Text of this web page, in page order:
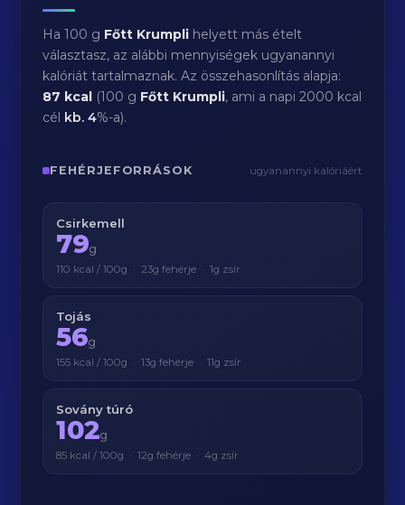
Ha 100 g Főtt Krumpli helyett más ételt
választasz, az alábbi mennyiségek ugyanannyi
kalóriát tartalmaznak. Az összehasonlítás alapja:
87 kcal (100 g Főtt Krumpli, ami a napi 2000 kcal
cél kb.4%-a).
FEHÉRJEFORRÁSOK ugyanannyi kalóriáért
Csirkemell
79g
110 kcal / 100g · 23g fehérje · 1g zsír
Tojás
56g
155 kcal / 100g · 13g fehérje · 11g zsír
Sovány túró
102g
85 kcal / 100g · 12g fehérje · 4g zsír